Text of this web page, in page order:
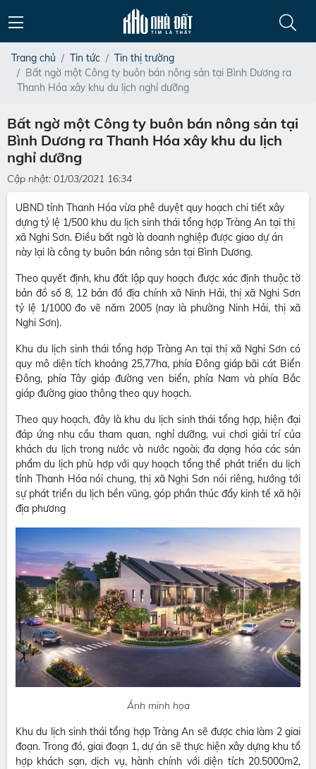
Trang chủ Tin tức
Tin thị trường
Bất ngờ một Công ty buôn bán nông sản tại Bình Dương ra
Thanh Hóa xây khu du lịch nghỉ dưỡng
Bất ngờ một Công ty buôn bán nông sản tại
Bình Dương ra Thanh Hóa xây khu du lịch
nghỉ dưỡng
Cập nhật: 01/03/2021 16:34
UBND tỉnh Thanh Hóa vừa phê duyệt quy hoạch chi tiết xây
dựng tỷ lệ 1/500 khu du lịch sinh thái tổng hợp Tràng An tại thị
xã Nghi Sơn. Điều bất ngờ là doanh nghiệp được giao dự án
này lại là công ty buôn bán nông sản tại Bình Dương.
Theo quyết định, khu đất lập quy hoạch được xác định thuộc tờ
bản đồ số 8, 12 bản đồ địa chính xã Ninh Hải, thị xã Nghi Sơn
tỷ lệ 1/1000 đo vẽ năm 2005 (nay là phường Ninh Hải, thị xã
Nghi Sơn).
Khu du lịch sinh thái tổng hợp Tràng An tại thị xã Nghi Sơn có
quy mô diện tích khoảng 25,77ha, phía Đông giáp bãi cát Biển
Đông, phía Tây giáp đường ven biển, phía Nam và phía Bắc
giáp đường giao thông theo quy hoạch.
Theo quy hoạch, đây là khu du lịch sinh thái tổng hợp, hiện đại
đáp ứng nhu cầu tham quan, nghỉ dưỡng, vui chơi giải trí của
khách du lịch trong nước và nước ngoài; đa dạng hóa các sản
phẩm du lịch phù hợp với quy hoạch tổng thể phát triển du lịch
tỉnh Thanh Hóa nói chung, thị xã Nghi Sơn nói riêng, hướng tới
sự phát triển du lịch bền vũng, góp phần thúc đẩy kinh tế xã hội
địa phương
Ảnh minh họa
Khu du lịch sinh thái tổng hợp Tràng An sẽ được chia làm 2 giai
đoạn. Trong đó, giai đoạn 1, dự án sẽ thực hiện xây dựng khu tổ
hợp khách sạn, dịch vụ, hành chính với diện tích 20.5000m2,